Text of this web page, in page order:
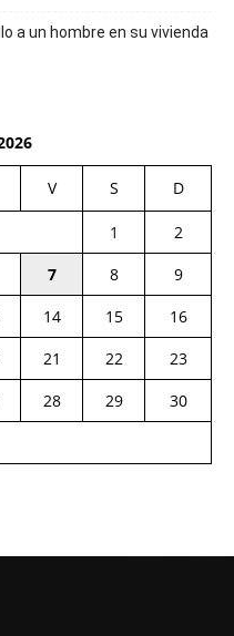
a un hombre en su vivienda
V S D
1
2
7 8
9
14 15
16
21 22
23
28 29
30